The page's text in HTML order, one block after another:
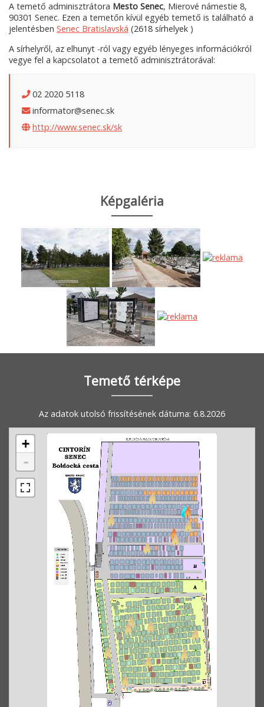
A temető adminisztrátora Mesto Senec, Mierové námestie 8,
90301 Senec. Ezen a temetőn kívül egyéb temető is található a
jelentésben Senec Bratislavská (2618 sírhelyek )
A sírhelyről, az elhunyt -ról vagy egyéb lényeges információkról
vegye fel a kapcsolatot a temető adminisztrátorával:
02 2020 5118
informator@senec.sk
http://www.senec.sk/sk
Képgaléria
Temető térképe
Az adatok utolsó frissítésének dátuma: 6.8.2026
+
-